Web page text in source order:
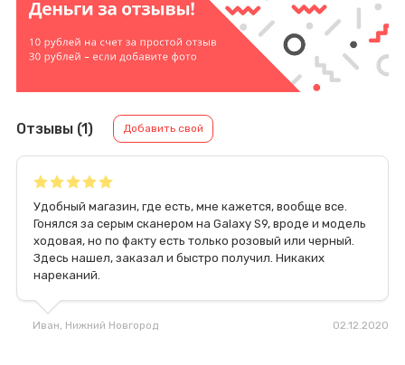
Отзывы (1) Добавить свой
Удобный магазин, где есть, мне кажется, вообще все.
Гонялся за серым сканером на Galaxy S9, вроде и модель
ходовая, но по факту есть только розовый или черный.
Здесь нашел, заказал и быстро получил. Никаких
нареканий.
Иван , Нижний Новгород 02.12.2020